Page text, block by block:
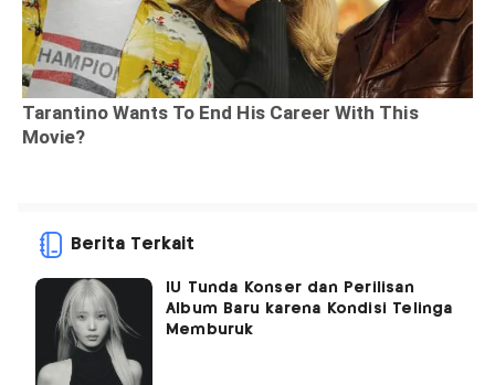
Berita Terkait
IU Tunda Konser dan Perilisan
Album Baru karena Kondisi Telinga
Memburuk